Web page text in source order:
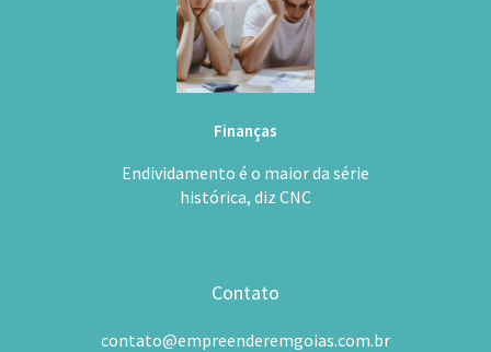
Finanças
Endividamento é o maior da série
histórica, diz CNC
Contato
contato@empreenderemgoias.com.br